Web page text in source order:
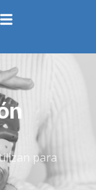
para